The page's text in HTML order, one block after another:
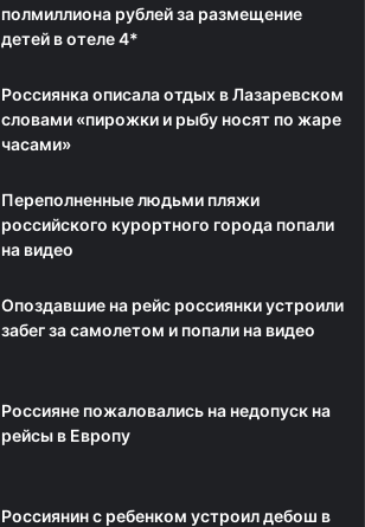
полмиллиона рублей за размещение
детей в отеле 4*
Россиянка описала отдых в Лазаревском
словами «пирожки и рыбу носят по жаре
часами»
Переполненные людьми пляжи
российского курортного города попали
на видео
Опоздавшие на рейс россиянки устроили
забег за самолетом и попали на видео
Россияне пожаловались на недопуск на
рейсы в Европу
Россиянин с ребенком устроил дебош в